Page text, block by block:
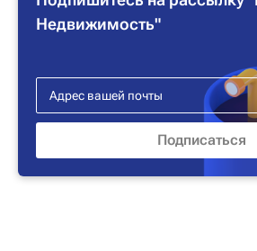
Недвижимость"